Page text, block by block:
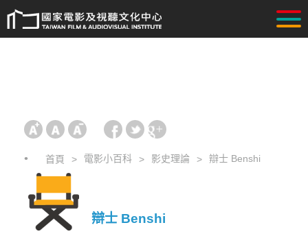
首頁 電影小百科 影史理論 辯士 Benshi
辯士 Benshi